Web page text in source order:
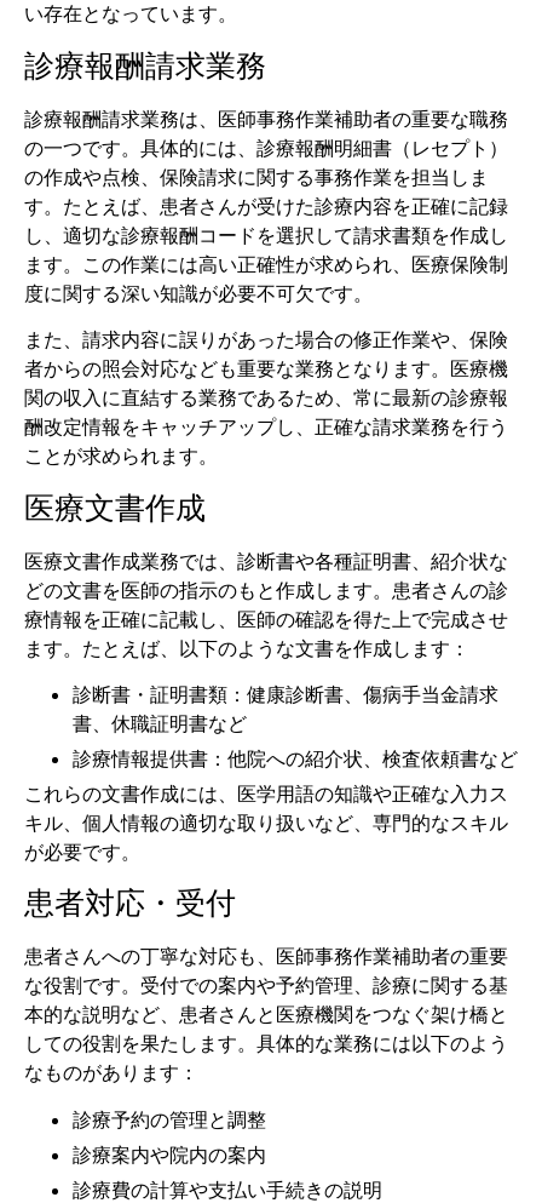
い存在となっています。
診療報酬請求業務
診療報酬請求業務は、医師事務作業補助者の重要な職務
の一つです。具体的には、診療報酬明細書（レセプト）
の作成や点検、保険請求に関する事務作業を担当しま
す。たとえば、患者さんが受けた診療内容を正確に記録
し、適切な診療報酬コードを選択して請求書類を作成し
ます。この作業には高い正確性が求められ、医療保険制
度に関する深い知識が必要不可欠です。
また、請求内容に誤りがあった場合の修正作業や、保険
者からの照会対応なども重要な業務となります。医療機
関の収入に直結する業務であるため、常に最新の診療報
酬改定情報をキャッチアップし、正確な請求業務を行う
ことが求められます。
医療文書作成
医療文書作成業務では、診断書や各種証明書、紹介状な
どの文書を医師の指示のもと作成します。患者さんの診
療情報を正確に記載し、医師の確認を得た上で完成させ
ます。たとえば、以下のような文書を作成します：
診断書・証明書類：健康診断書、傷病手当金請求
書、休職証明書など
診療情報提供書：他院への紹介状、検査依頼書など
これらの文書作成には、医学用語の知識や正確な入力ス
キル、個人情報の適切な取り扱いなど、専門的なスキル
が必要です。
患者対応・受付
患者さんへの丁寧な対応も、医師事務作業補助者の重要
な役割です。受付での案内や予約管理、診療に関する基
本的な説明など、患者さんと医療機関をつなぐ架け橋と
しての役割を果たします。具体的な業務には以下のよう
なものがあります：
診療予約の管理と調整
診療案内や院内の案内
診療費の計算や支払い手続きの説明